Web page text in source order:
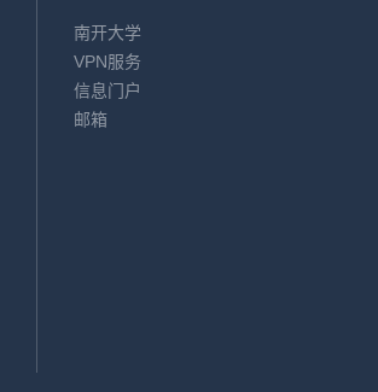
南开大学
VPN服务
信息门户
邮箱